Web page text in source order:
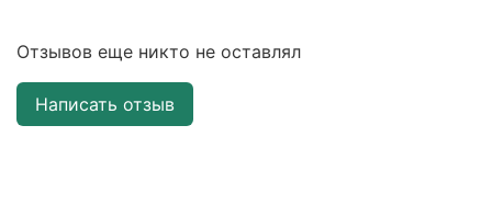
Отзывов еще никто не оставлял
Написать отзыв